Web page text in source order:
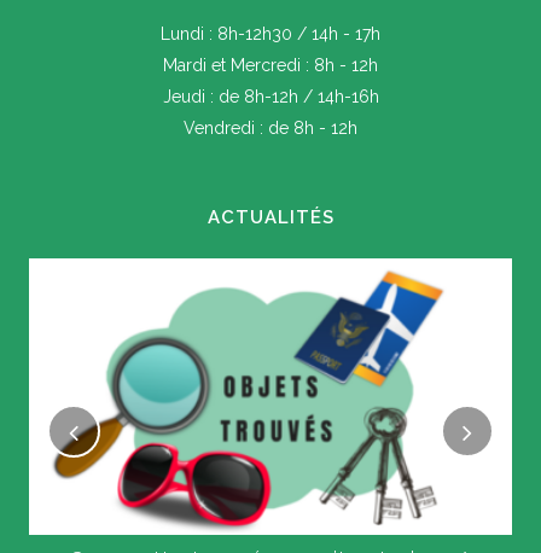
Lundi : 8h-12h30 / 14h - 17h
Mardi et Mercredi : 8h - 12h
Jeudi : de 8h-12h / 14h-16h
Vendredi : de 8h - 12h
ACTUALITÉS